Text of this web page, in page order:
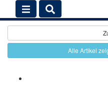
Alle Artikel